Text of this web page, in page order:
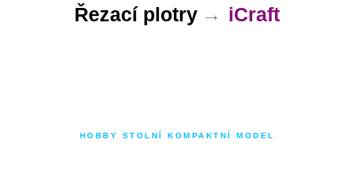
Řezací plotry → iCraft
HOBBY STOLNÍ KOMPAKTNÍ MODEL